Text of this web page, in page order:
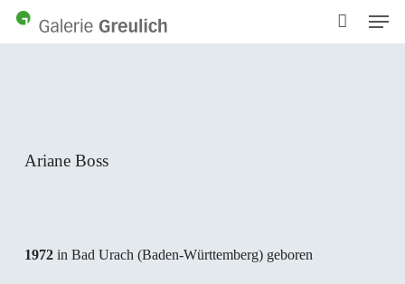
Skip
Menu
Ariane Boss
1972in Bad Urach (Baden-Württemberg) geboren